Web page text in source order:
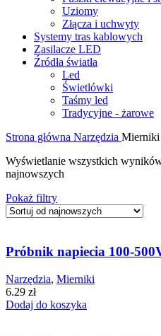
Uziomy
Złącza i uchwyty
Systemy tras kablowych
Zasilacze LED
Źródła światła
Led
Świetlówki
Taśmy led
Tradycyjne - żarowe
Strona główna Narzędzia Mierniki
Wyświetlanie wszystkich
najnowszych
Pokaż filtry
Próbnik napiecia 100-
Narzędzia, Mierniki
6.29 zł
Dodaj do koszyka